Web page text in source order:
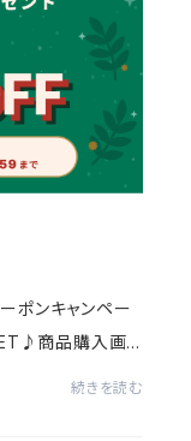
ポンキャンペー
商品購入画
続きを読む